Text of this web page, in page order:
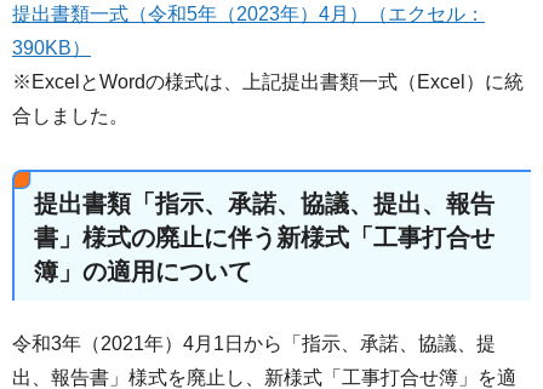
提出書類一式（令和5年（2023年）4月）（エクセル：
390KB）
※ExcelとWordの様式は、上記提出書類一式（Excel）に統
合しました。
提出書類「指示、承諾、協議、提出、報告
書」様式の廃止に伴う新様式「工事打合せ
簿」の適用について
令和3年（2021年）4月1日から「指示、承諾、協議、提
出、報告書」様式を廃止し、新様式「工事打合せ簿」を適